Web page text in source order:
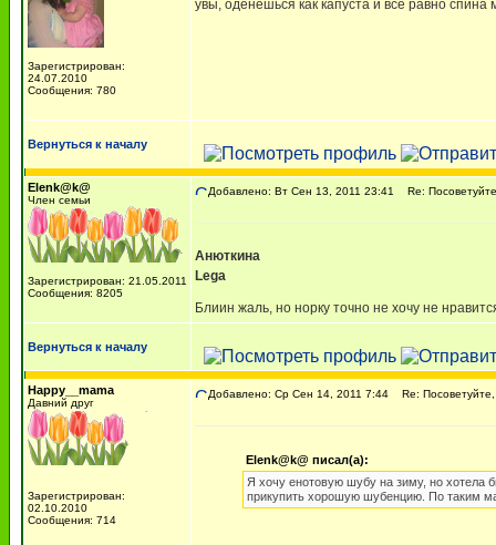
Зарегистрирован:
24.07.2010
Сообщения: 780
увы, оденешься как капуста и все равно
Вернуться к началу
Elenk@k@
Член семьи
Зарегистрирован: 21.05.2011
Сообщения: 8205
Добавлено: Вт Сен 13, 2011 23:41 Re:
Анюткина
Lega
Блиин жаль, но норку точно не хочу не
Вернуться к началу
Happy__mama
Давний друг
Зарегистрирован:
02.10.2010
Сообщения: 714
Добавлено: Ср Сен 14, 2011 7:44 Re:
Elenk@k@ писал(а):
Я хочу енотовую шубу на зиму, но хотела
прикупить хорошую шубенцию. По таким